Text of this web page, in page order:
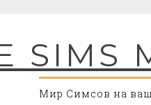
SIMS
Мир Симсов на